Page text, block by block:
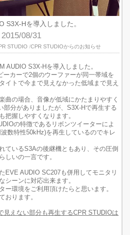
S3X-Hを導入しました。
2015/08/31
STUDIO CPR STUDIOからのお知らせ
AUDIO S3X-Hを導入しました。
ーカーで2個のウーファーが同一帯域を
イトで今まで見えなかった低域まで見え
曲の場合、音像が低域にかたまりやすく
部分がありましたが、S3X-Hで再生する
把握しやすくなります。
の特徴であるリボンツイーターによ
数特性50kHz)を再生しているのでキレ
ているS3Aの後継機ともあり、その圧倒
しいの一言です。
EVE AUDIO SC207も併用してモニタリ
シーンに対応出来ます。
ー環境をご利用頂けたらと思います。
おります。
見えない部分も再生するCPR STUDIOは